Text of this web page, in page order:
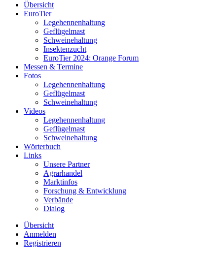
Übersicht
EuroTier
Legehennenhaltung
Geflügelmast
Schweinehaltung
Insektenzucht
EuroTier 2024: Orange Forum
Messen & Termine
Fotos
Legehennenhaltung
Geflügelmast
Schweinehaltung
Videos
Legehennenhaltung
Geflügelmast
Schweinehaltung
Wörterbuch
Links
Unsere Partner
Agrarhandel
Marktinfos
Forschung & Entwicklung
Verbände
Dialog
Übersicht
Anmelden
Registrieren